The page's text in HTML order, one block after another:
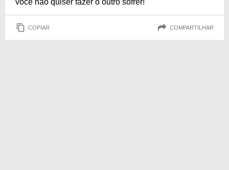
você não quiser fazer o outro sofrer!
COPIAR COMPARTILHAR